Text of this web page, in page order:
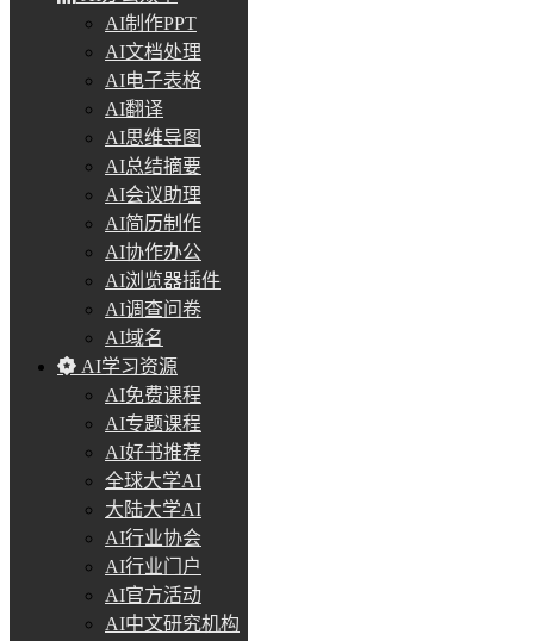
AI制作PPT
AI文档处理
AI电子表格
AI翻译
AI思维导图
AI总结摘要
AI会议助理
AI简历制作
AI协作办公
AI浏览器插件
AI调查问卷
AI域名
AI学习资源
AI免费课程
AI专题课程
AI好书推荐
全球大学AI
大陆大学AI
AI行业协会
AI行业门户
AI官方活动
AI中文研究机构